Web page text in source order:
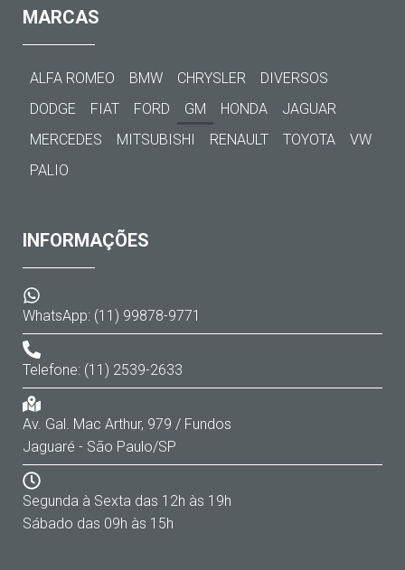
MARCAS
ALFA ROMEO BMW CHRYSLER
DIVERSOS
DODGE
FIAT FORD GM HONDA
JAGUAR
MERCEDES
MITSUBISHI RENAULT TOYOTA
VW
PALIO
INFORMAÇÕES
WhatsApp: (11) 99878-9771
Telefone: (11) 2539-2633
Av. Gal. Mac Arthur, 979 / Fundos
Jaguaré - São Paulo/SP
Segunda à Sexta das 12h às 19h
Sábado das 09h às 15h